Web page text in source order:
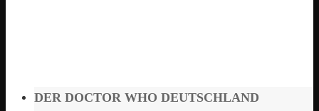
DER DOCTOR WHO DEUTSCHLAND